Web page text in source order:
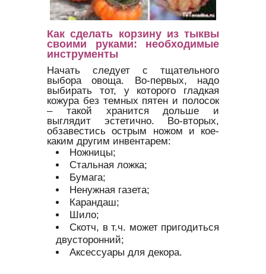
Как сделать корзину из тыквы
своими руками: необходимые
инструменты
Начать следует с тщательного
выбора овоща. Во-первых, надо
выбирать тот, у которого гладкая
кожура без темных пятен и полосок
– такой хранится дольше и
выглядит эстетично. Во-вторых,
обзавестись острым ножом и кое-
каким другим инвентарем:
Ножницы;
Стальная ложка;
Бумага;
Ненужная газета;
Карандаш;
Шило;
Скотч, в т.ч. может пригодиться
двусторонний;
Аксессуары для декора.